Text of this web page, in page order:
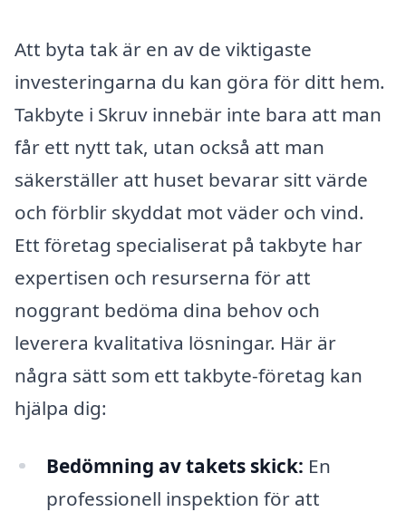
Att byta tak är en av de viktigaste
investeringarna du kan göra för ditt hem.
Takbyte i Skruv innebär inte bara att man
får ett nytt tak, utan också att man
säkerställer att huset bevarar sitt värde
och förblir skyddat mot väder och vind.
Ett företag specialiserat på takbyte har
expertisen och resurserna för att
noggrant bedöma dina behov och
leverera kvalitativa lösningar. Här är
några sätt som ett takbyte-företag kan
hjälpa dig:
Bedömning av takets skick: En
professionell inspektion för att